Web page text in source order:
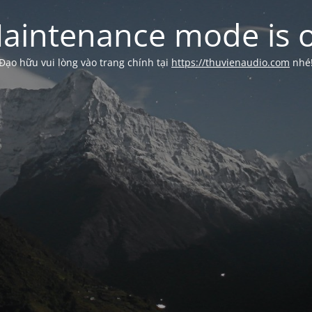
mode is
hữu vui lòng vào trang chính tại https://thuvienaudio.com